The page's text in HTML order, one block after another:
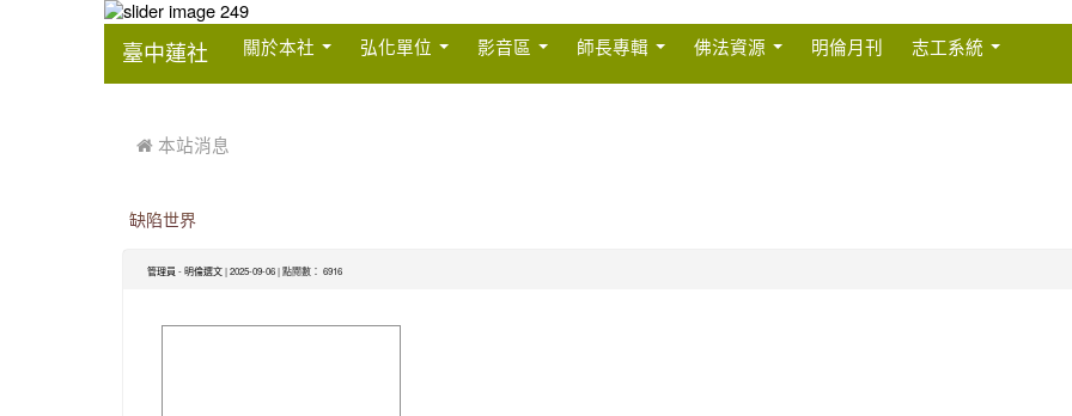
臺中蓮社 關於本社 弘化單位 影音區 師長專輯 佛法資源 明倫月刊 志工系統
 本站消息
缺陷世界
管理員 - 明倫選文 | 2025-09-06 | 點閱數： 6916